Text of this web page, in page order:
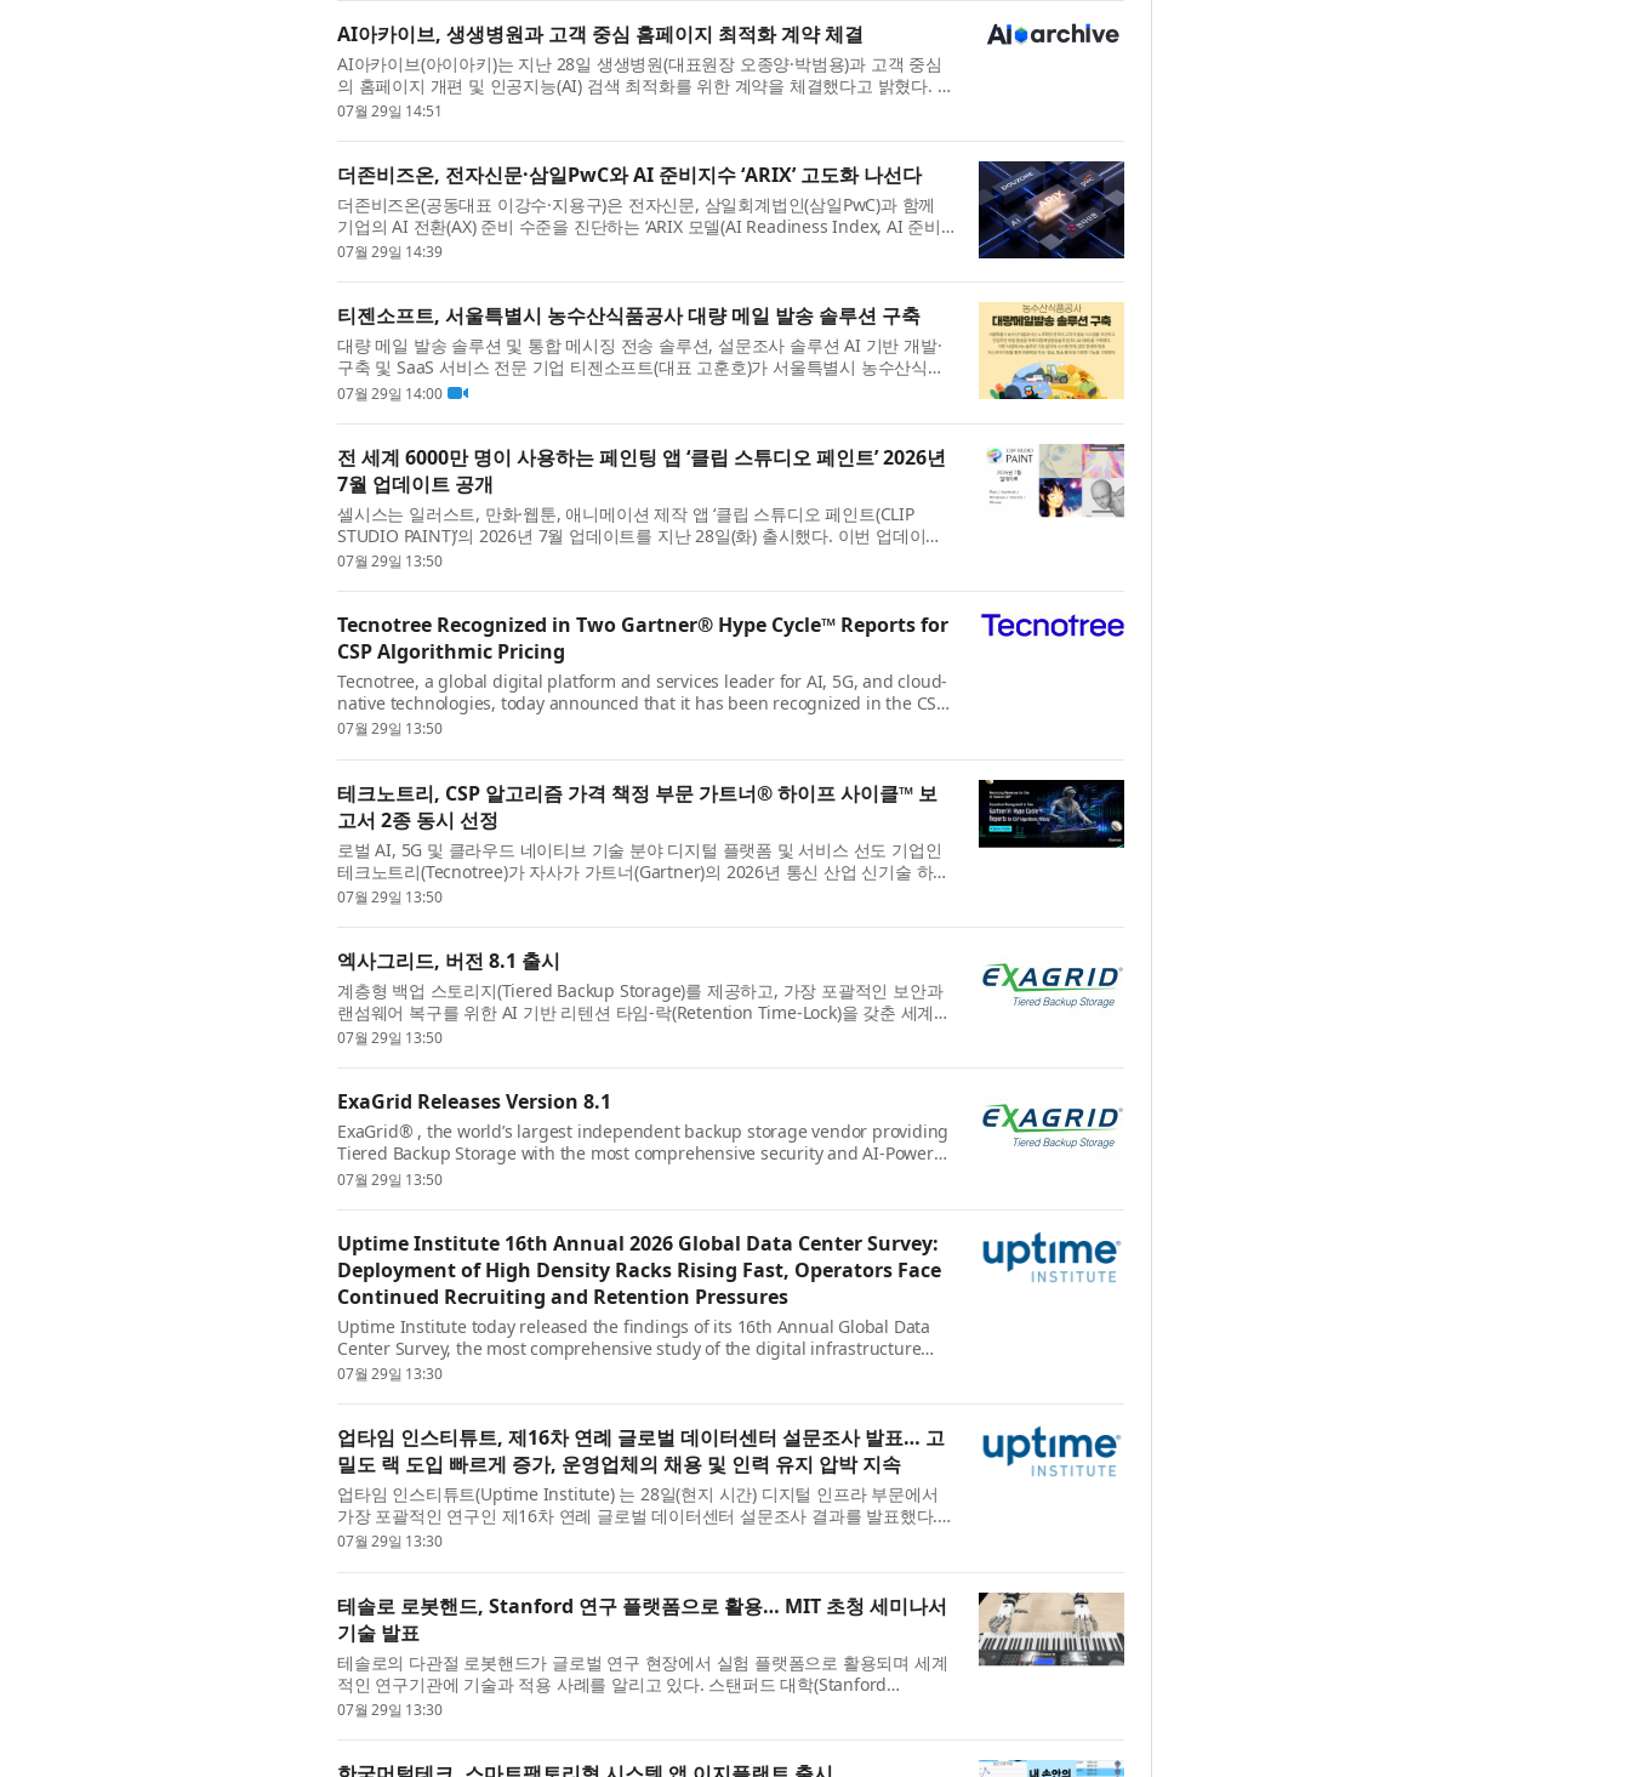
AI아카이브, 생생병원과 고객 중심 홈페이지 최적화 계약 체결
AI아카이브(아이아키)는 지난 28일 생생병원(대표원장 오종양·박범용)과 고객 중심
의 홈페이지 개편 및 인공지능(AI) 검색 최적화를 위한 계약을 체결했다고 밝혔다. AI
아카이브는 생성형 엔진 최적화(GEO)와 AI 답변 최적...
07월 29일 14:51
더존비즈온, 전자신문·삼일PwC와 AI 준비지수 ‘ARIX’ 고도화 나선다
더존비즈온(공동대표 이강수·지용구)은 전자신문, 삼일회계법인(삼일PwC)과 함께
기업의 AI 전환(AX) 준비 수준을 진단하는 ‘ARIX 모델(AI Readiness Index, AI 준비
지수)’ 고도화에 나선다고 29일 밝혔다. ARIX 모델은 전...
07월 29일 14:39
티젠소프트, 서울특별시 농수산식품공사 대량 메일 발송 솔루션 구축
대량 메일 발송 솔루션 및 통합 메시징 전송 솔루션, 설문조사 솔루션 AI 기반 개발·
구축 및 SaaS 서비스 전문 기업 티젠소프트(대표 고훈호)가 서울특별시 농수산식품
공사에 대량 메일 발송 솔루션(TG 1st EMS)을 성공적으...
07월 29일 14:00
전 세계 6000만 명이 사용하는 페인팅 앱 ‘클립 스튜디오 페인트’ 2026년
7월 업데이트 공개
셀시스는 일러스트, 만화·웹툰, 애니메이션 제작 앱 ‘클립 스튜디오 페인트(CLIP
STUDIO PAINT)’의 2026년 7월 업데이트를 지난 28일(화) 출시했다. 이번 업데이트
에서는 수채 품질이 향상돼 더 자연스러운 표현이 가능해졌...
07월 29일 13:50
Tecnotree Recognized in Two Gartner® Hype Cycle™ Reports for
CSP Algorithmic Pricing
Tecnotree, a global digital platform and services leader for AI, 5G, and cloud-
native technologies, today announced that it has been recognized in the CSP
Algorithmic Pricing use case in the Gartner Hype Cyc...
07월 29일 13:50
테크노트리, CSP 알고리즘 가격 책정 부문 가트너® 하이프 사이클™ 보
고서 2종 동시 선정
로벌 AI, 5G 및 클라우드 네이티브 기술 분야 디지털 플랫폼 및 서비스 선도 기업인
테크노트리(Tecnotree)가 자사가 가트너(Gartner)의 2026년 통신 산업 신기술 하이
프 사이클(Hype Cycle for Emerging Technologies in t...
07월 29일 13:50
엑사그리드, 버전 8.1 출시
계층형 백업 스토리지(Tiered Backup Storage)를 제공하고, 가장 포괄적인 보안과
랜섬웨어 복구를 위한 AI 기반 리텐션 타임-락(Retention Time-Lock)을 갖춘 세계
최대의 독립 백업 스토리지 공급업체인 엑사그리드®(ExaG...
07월 29일 13:50
ExaGrid Releases Version 8.1
ExaGrid® , the world’s largest independent backup storage vendor providing
Tiered Backup Storage with the most comprehensive security and AI-Powered
Retention Time-Lock for Ransomware Recovery, today announc...
07월 29일 13:50
Uptime Institute 16th Annual 2026 Global Data Center Survey:
Deployment of High Density Racks Rising Fast, Operators Face
Continued Recruiting and Retention Pressures
Uptime Institute today released the findings of its 16th Annual Global Data
Center Survey, the most comprehensive study of the digital infrastructure
sector. The 2026 results reveal an industry navigating wo...
07월 29일 13:30
업타임 인스티튜트, 제16차 연례 글로벌 데이터센터 설문조사 발표… 고
밀도 랙 도입 빠르게 증가, 운영업체의 채용 및 인력 유지 압박 지속
업타임 인스티튜트(Uptime Institute) 는 28일(현지 시간) 디지털 인프라 부문에서
가장 포괄적인 연구인 제16차 연례 글로벌 데이터센터 설문조사 결과를 발표했다.
2026년 조사 결과는 비용 상승이 여전히 경영진의 최대 ...
07월 29일 13:30
테솔로 로봇핸드, Stanford 연구 플랫폼으로 활용… MIT 초청 세미나서
기술 발표
테솔로의 다관절 로봇핸드가 글로벌 연구 현장에서 실험 플랫폼으로 활용되며 세계
적인 연구기관에 기술과 적용 사례를 알리고 있다. 스탠퍼드 대학(Stanford
University)의 첨단 로봇학습 연구에 DG-5F-M이 연이어 채택된 ...
07월 29일 13:30